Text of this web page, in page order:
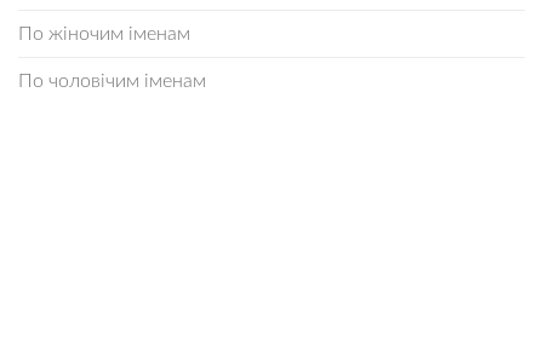
По жіночим іменам
По чоловічим іменам